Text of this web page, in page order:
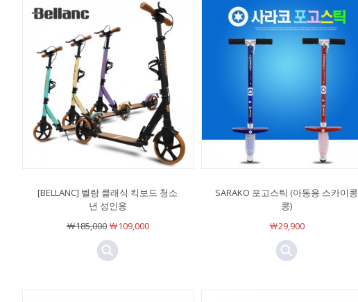
[BELLANC] 벨랑 클래식 킥보드 청소
년 성인용
￦185,000￦109,000
SARAKO 포고스틱 (아동용 스카이콩
콩)
￦29,900